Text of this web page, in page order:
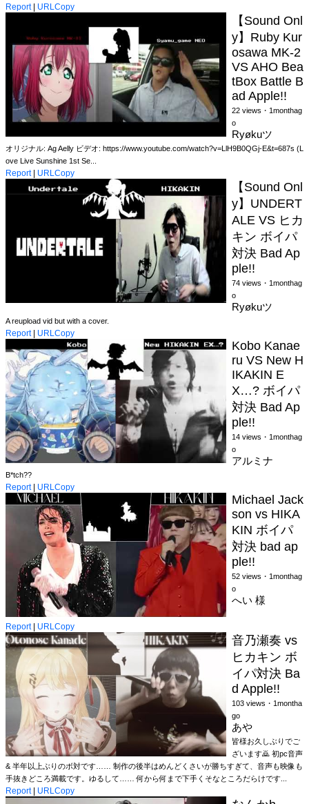
Report| URLCopy
【Sound Onl
y】Ruby Kur
osawa MK-2
VS AHO Bea
tBox Battle B
ad Apple!!
22 views・1monthag
o
Ryøkuツ
オリジナル: Ag Aelly ビデオ: https://www.youtube.com/watch?v=LlH9B0QGj-E&t=687s (L
ove Live Sunshine 1st Se...
Report| URLCopy
【Sound Onl
y】UNDERT
ALE VS ヒカ
キン ボイパ
対決 Bad Ap
ple!!
74 views・1monthag
o
Ryøkuツ
A reupload vid but with a cover.
Report| URLCopy
Kobo Kanae
ru VS New H
IKAKIN E
X…? ボイパ
対決 Bad Ap
ple!!
14 views・1monthag
o
アルミナ
B*tch??
Report| URLCopy
Michael Jack
son vs HIKA
KIN ボイパ
対決 bad ap
ple!!
52 views・1monthag
o
へい 様
Report| URLCopy
音乃瀬奏 vs
ヒカキン ボ
イパ対決 Ba
d Apple!!
103 views・1montha
go
あや
皆様お久しぶりでご
ざいます🙇 初pc音声
& 半年以上ぶりのボ対です…… 制作の後半はめんどくさいが勝ちすぎて、音声も映像も
手抜きどころ満載です。ゆるして…… 何から何まで下手くそなところだらけです...
Report| URLCopy